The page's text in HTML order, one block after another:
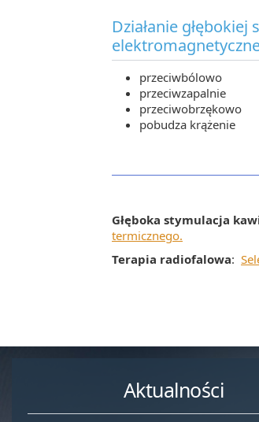
Działanie głębokiej
przeciwbólowo
przeciwzapalnie
przeciwobrzękowo
pobudza krążenie
Głęboka stymulacja
termicznego.
Terapia radiofalowa:
Aktualności